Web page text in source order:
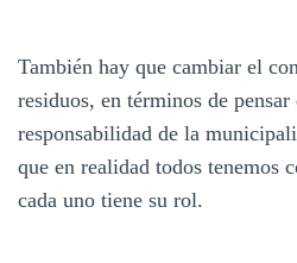
También hay que cambiar el
residuos, en términos de
responsabilidad de la
que en realidad todos tenemos
cada uno tiene su rol.